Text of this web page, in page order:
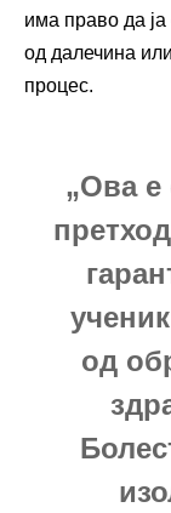
има право да
од далечина
процес.
„Ова е
од